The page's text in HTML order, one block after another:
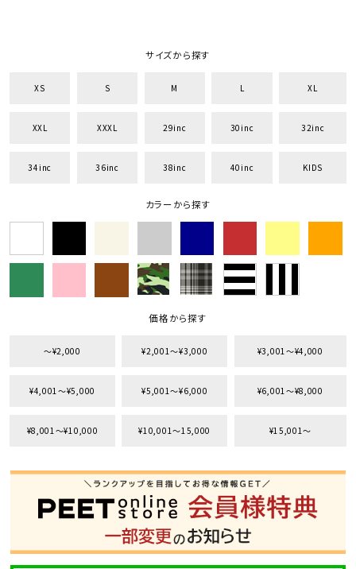
サイズから探す
XS S M L XL
XXL XXXL 29inc 30inc 32inc
34inc 36inc 38inc 40inc KIDS
カラーから探す
価格から探す
〜¥2,000 ¥2,001〜¥3,000 ¥3,001〜¥4,000
¥4,001〜¥5,000 ¥5,001〜¥6,000 ¥6,001〜¥8,000
¥8,001〜¥10,000 ¥10,001〜15,000 ¥15,001〜